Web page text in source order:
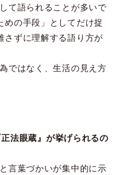
て語られることが多いで
の手段」としてだけ捉
さずに理解する語り方が
ではなく、生活の見え方
法眼蔵』が挙げられるの
言葉づかいが集中的に示